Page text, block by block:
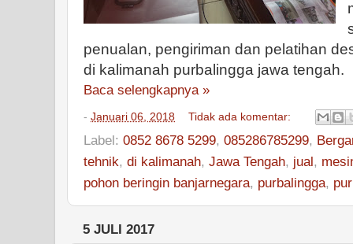
penualan, pengiriman dan pelatihan
di kalimanah purbalingga jawa tengah.
Baca selengkapnya »
- Januari 06, 2018 Tidak ada komentar:
Label: 0852 8678 5299, 085286785299,
tehnik, di kalimanah, Jawa Tengah, jual,
pohon beringin banjarnegara, purbalingga,
5 JULI 2017